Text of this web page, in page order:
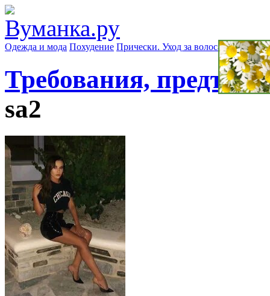
Одежда и мода Похудение Прически. Уход за волосами Маски
Требования,
sa2